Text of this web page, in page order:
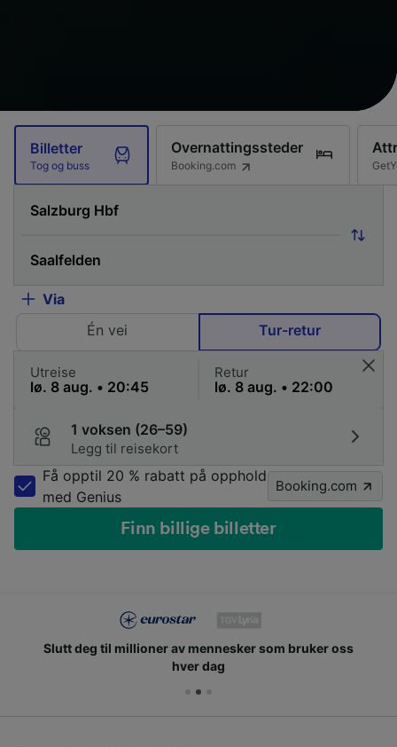
Billetter
Tog og buss
Overnattingssteder
Booking.com
Via
Én vei
Tur-retur
Utreise Retur
1 voksen (26–59)
Legg til reisekort
Få opptil 20 % rabatt på opphold
med Genius
Booking.com
Finn billige billetter
Slutt deg til millioner av mennesker som bruker oss
hver dag